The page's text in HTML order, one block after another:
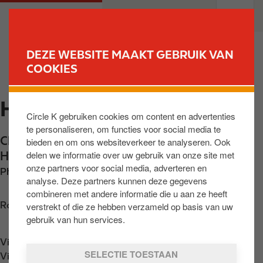
DEZE WEBSITE MAAKT GEBRUIK VAN
COOKIES
Circle K gebruiken cookies om content en advertenties
te personaliseren, om functies voor social media te
bieden en om ons websiteverkeer te analyseren. Ook
delen we informatie over uw gebruik van onze site met
onze partners voor social media, adverteren en
analyse. Deze partners kunnen deze gegevens
combineren met andere informatie die u aan ze heeft
verstrekt of die ze hebben verzameld op basis van uw
gebruik van hun services.
SELECTIE TOESTAAN
a
n
e
n
n
a
r
i
n
M
v
HAREN
Chaussée de Haecht - Haachtsestwg 1315
Haren,BE-1130,BE
Phone: +3222430900
Routebeschrijving opvragen
Vind ons op
Vind ons op
Google Play